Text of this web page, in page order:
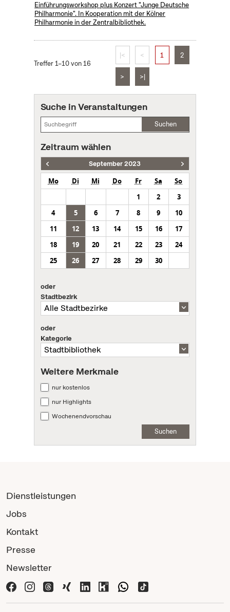
Einführungsworkshop plus Konzert "Junge Deutsche
Philharmonie". In Kooperation mit der Kölner
Philharmonie in der Zentralbibliothek.
Treffer 1–10 von 16
|< < 1 2
> >|
Suche in Veranstaltungen
Suchen
Zeitraum wählen
September 2023
Mo Di Mi Do Fr Sa
So
1
2
3
4
5 6 7 8 9
10
11
12 13 14 15 16
17
18
19 20 21 22 23
24
25
26 27 28 29 30
oder
Stadtbezirk
oder
Kategorie
Weitere Merkmale
nur kostenlos
nur Highlights
Wochenendvorschau
Suchen
Dienstleistungen
Jobs
Kontakt
Presse
Newsletter